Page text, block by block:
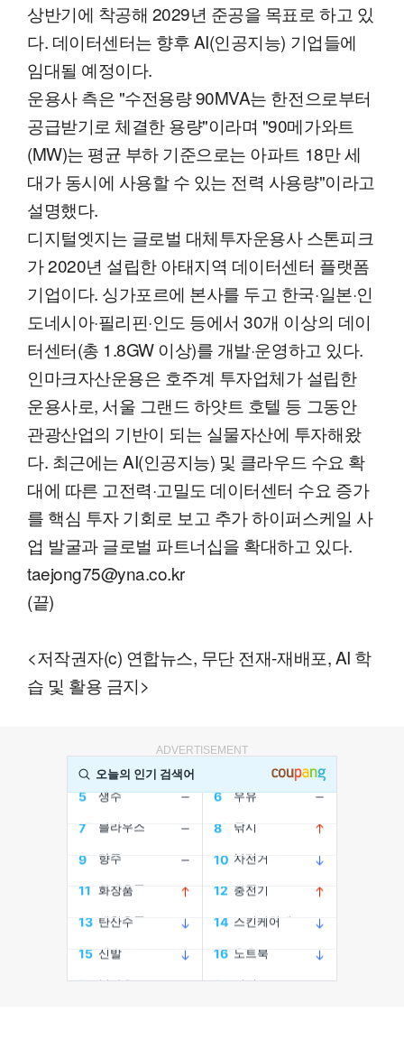
상반기에 착공해 2029년 준공을 목표로 하고 있
다. 데이터센터는 향후 AI(인공지능) 기업들에
임대될 예정이다.
운용사 측은 "수전용량 90MVA는 한전으로부터
공급받기로 체결한 용량"이라며 "90메가와트
(MW)는 평균 부하 기준으로는 아파트 18만 세
대가 동시에 사용할 수 있는 전력 사용량"이라고
설명했다.
디지털엣지는 글로벌 대체투자운용사 스톤피크
가 2020년 설립한 아태지역 데이터센터 플랫폼
기업이다. 싱가포르에 본사를 두고 한국·일본·인
도네시아·필리핀·인도 등에서 30개 이상의 데이
터센터(총 1.8GW 이상)를 개발·운영하고 있다.
인마크자산운용은 호주계 투자업체가 설립한
운용사로, 서울 그랜드 하얏트 호텔 등 그동안
관광산업의 기반이 되는 실물자산에 투자해왔
다. 최근에는 AI(인공지능) 및 클라우드 수요 확
대에 따른 고전력·고밀도 데이터센터 수요 증가
를 핵심 투자 기회로 보고 추가 하이퍼스케일 사
업 발굴과 글로벌 파트너십을 확대하고 있다.
taejong75@yna.co.kr
(끝)
<저작권자(c) 연합뉴스, 무단 전재-재배포, AI 학
습 및 활용 금지>
ADVERTISEMENT